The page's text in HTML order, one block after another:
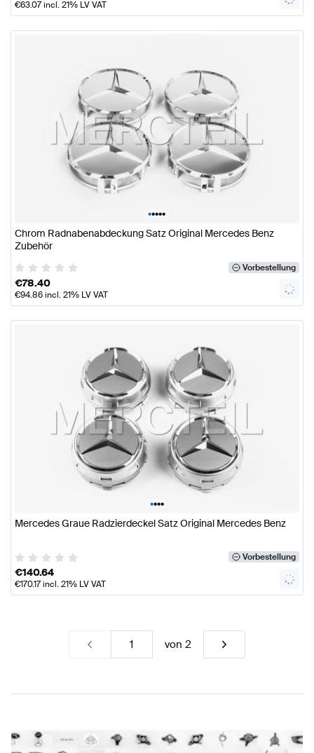
€63.07incl. 21% LV VAT
•••••
Chrom Radnabenabdeckung Satz Original Mercedes Benz
Zubehör
Vorbestellung
€78.40
€94.86incl. 21% LV VAT
••••
Mercedes Graue Radzierdeckel Satz Original Mercedes Benz
Vorbestellung
€140.64
€170.17incl. 21% LV VAT
von 2